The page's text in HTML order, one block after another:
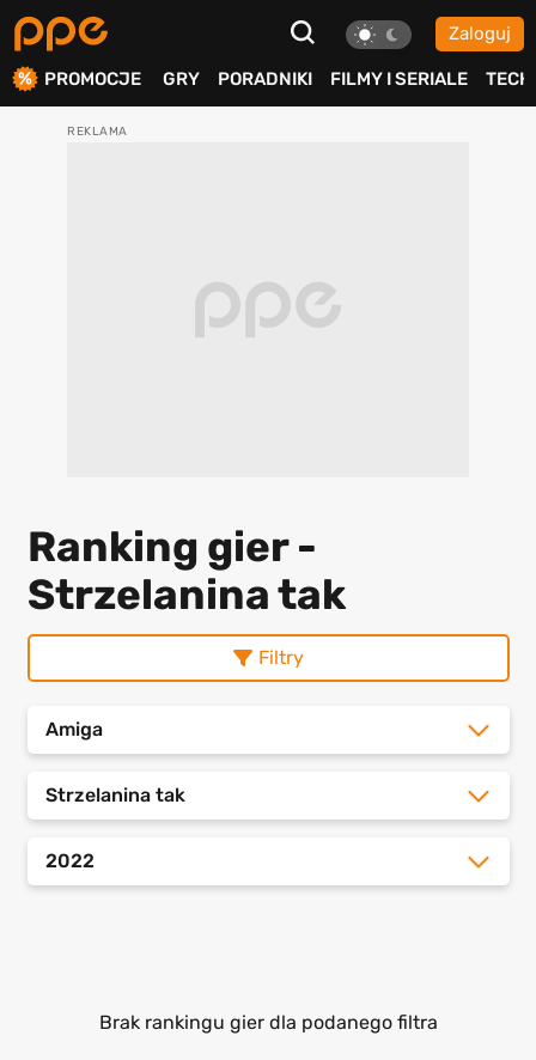
Zaloguj
PROMOCJE GRY PORADNIKI FILMY I SERIALE TECH
Ranking gier -
Strzelanina tak
Filtry
Amiga
Strzelanina tak
2022
Brak rankingu gier dla podanego filtra